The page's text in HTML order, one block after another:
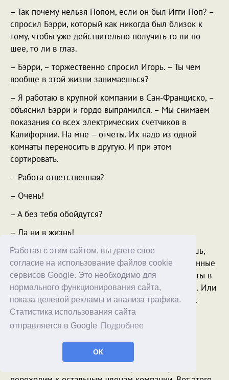
Работая с этим сайтом, вы даете свое
согласие на использование файлов cookie
сервисов Google. Это необходимо для
нормального функционирования сайта,
показа целевой рекламы и анализа трафика.
Статистика использования сайта
отправляется в Google
Подробнее
ОК
– Так почему нельзя Попом, если он был Игги Поп? –
спросил Бэрри, который как никогда был близок к
тому, чтобы уже действительно получить то ли по
шее, то ли в глаз.
– Бэрри, – торжественно спросил Игорь. – Ты чем
вообще в этой жизни занимаешься?
– Я работаю в крупной компании в Сан-Франциско, –
объяснил Бэрри и гордо выпрямился. – Мы снимаем
показания со всех электрических счетчиков в
Калифорнии. На мне – отчеты. Их надо из одной
комнаты переносить в другую. И при этом
сортировать.
– Работа ответственная?
– Очень!
– А без тебя обойдутся?
– Да ни в жизнь!
– Так вот, Бэрри, – сказал Игорь. – Если ты хочешь,
чтобы в Калифорнии по-прежнему снимались данные
со счетчиков и отчеты попадали из одной комнаты в
другую, то ты будешь называть меня только Игги. Или
Игорь. Или Игорь Вадимович. Но никак не иначе.
Бэрри задумался.